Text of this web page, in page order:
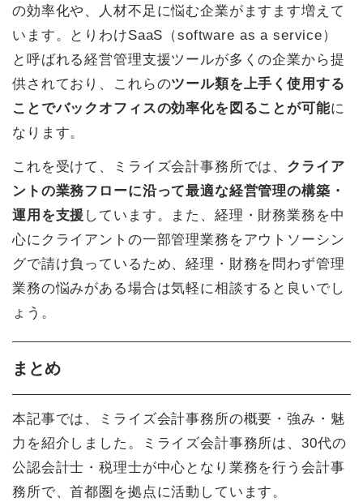
の効率化や、人材不足に悩む企業がますます増えて
います。とりわけSaaS（software as a service）
と呼ばれる経営管理支援ツールが多くの企業から提
供されており、これらのツール類を上手く使用する
ことでバックオフィスの効率化を図ることが可能に
なります。
これを受けて、ミライズ会計事務所では、 クライア
ントの業務フローに沿って最適な経営管理の構築・
運用を支援 しています。また、経理・財務業務を中
心にクライアントの一部管理業務をアウトソーシン
グで請け負っているため、経理・財務を問わず管理
業務の悩みがある場合は気軽に相談すると良いでし
ょう。
まとめ
本記事では、ミライズ会計事務所の概要・強み・魅
力を紹介しました。ミライズ会計事務所は、30代の
公認会計士・税理士が中心となり業務を行う会計事
務所で、首都圏を拠点に活動しています。